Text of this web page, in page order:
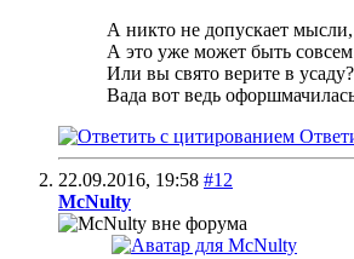
А никто не допускает
А это уже может быть
Или вы свято верите в усаду?
Вада вот ведь
22.09.2016, 19:58 #12
McNulty